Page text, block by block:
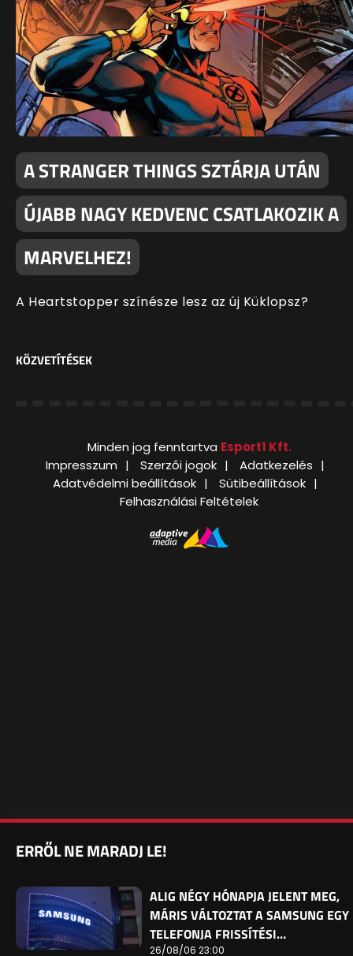
A STRANGER THINGS SZTÁRJA UTÁN
ÚJABB NAGY KEDVENC CSATLAKOZIK A
MARVELHEZ!
A Heartstopper színésze lesz az új Küklopsz?
KÖZVETÍTÉSEK
Minden jog fenntartva Esport1 Kft.
Impresszum
Szerzői jogok
Adatkezelés
Adatvédelmi beállítások
Sütibeállítások
Felhasználási Feltételek
ERRŐL NE MARADJ LE!
ALIG NÉGY HÓNAPJA JELENT MEG,
MÁRIS VÁLTOZTAT A SAMSUNG EGY
TELEFONJA FRISSÍTÉSI…
26/08/06 23:00